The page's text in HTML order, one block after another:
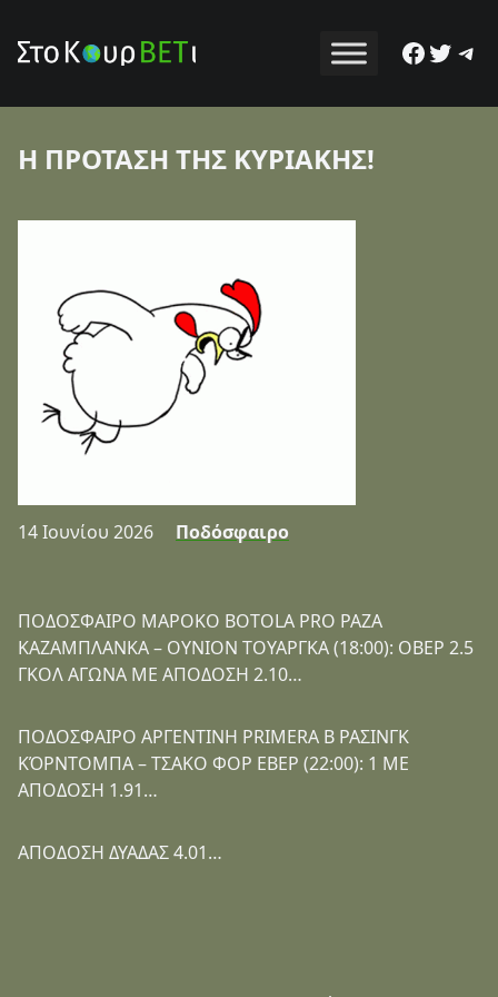
Η ΠΡΟΤΑΣΗ ΤΗΣ ΚΥΡΙΑΚΗΣ!
14 Ιουνίου 2026 Ποδόσφαιρο
ΠΟΔΟΣΦΑΙΡΟ ΜΑΡΟΚΟ BOTOLA PRO ΡΑΖΑ
ΚΑΖΑΜΠΛΑΝΚΑ – ΟΥΝΙΟΝ ΤΟΥΑΡΓΚΑ (18:00): ΟΒΕΡ 2.5
ΓΚΟΛ ΑΓΩΝΑ ΜΕ ΑΠΟΔΟΣΗ 2.10…
ΠΟΔΟΣΦΑΙΡΟ ΑΡΓΕΝΤΙΝΗ PRIMERA B ΡΑΣΙΝΓΚ
ΚΌΡΝΤΟΜΠΑ – ΤΣΑΚΟ ΦΟΡ ΕΒΕΡ (22:00): 1 ΜΕ
ΑΠΟΔΟΣΗ 1.91…
ΑΠΟΔΟΣΗ ΔΥΑΔΑΣ 4.01…